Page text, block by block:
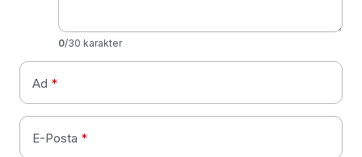
0/30 karakter
Ad *
E-Posta *